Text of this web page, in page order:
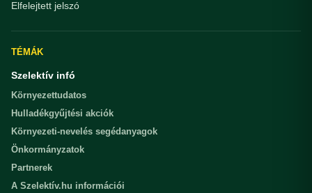
Elfelejtett jelszó
TÉMÁK
Szelektív infó
Környezettudatos
Hulladékgyűjtési akciók
Környezeti-nevelés segédanyagok
Önkormányzatok
Partnerek
A Szelektív.hu információi